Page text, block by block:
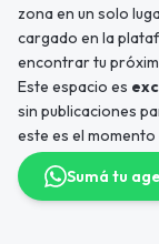
zona en un solo
cargado en la
encontrar tu
Este espacio es
sin publicaciones
este es el
Sumá tu